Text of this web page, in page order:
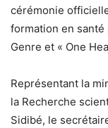
cérémonie
formation en
Genre et « One
Représentant la
la Recherche
Sidibé, le